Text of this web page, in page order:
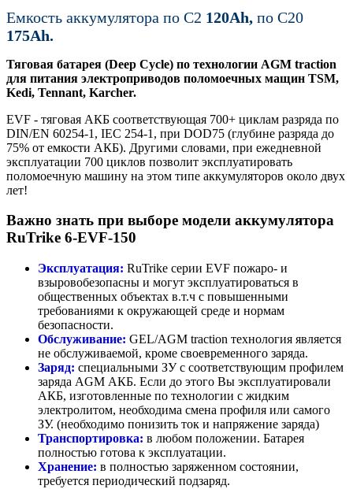
Емкость аккумулятора по С2 120Ah, по C20
175Ah.
Тяговая батарея (Deep Cycle) по технологии AGM traction
для питания электроприводов поломоечных мащин TSM,
Kedi, Tennant, Karcher.
EVF - тяговая АКБ соответствующая 700+ циклам разряда по
DIN/EN 60254-1, IEC 254-1, при DOD75 (глубине разряда до
75% от емкости АКБ). Другими словами, при ежедневной
эксплуатации 700 циклов позволит эксплуатировать
поломоечную машину на этом типе аккумуляторов около двух
лет!
Важно знать при выборе модели аккумулятора
RuTrike 6-EVF-150
Эксплуатация: RuTrike серии EVF пожаро- и
взыровобезопасны и могут эксплуатироваться в
общественных объектах в.т.ч с повышенными
требованиями к окружающей среде и нормам
безопасности.
Обслуживание: GEL/AGM traction технология является
не обслуживаемой, кроме своевременного заряда.
Заряд: специальными ЗУ с соответствующим профилем
заряда AGM АКБ. Если до этого Вы эксплуатировали
АКБ, изготовленные по технологии с жидким
электролитом, необходима смена профиля или самого
ЗУ. (необходимо понизить ток и напряжение заряда)
Транспортировка: в любом положении. Батарея
полностью готова к эксплуатации.
Хранение: в полностью заряженном состоянии,
требуется периодический подзаряд.